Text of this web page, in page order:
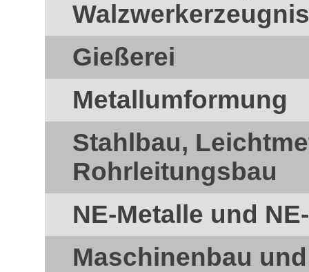
Gießerei
Metallumformung
Stahlbau,
Rohrleitungsbau
NE-Metalle und
Maschinenbau